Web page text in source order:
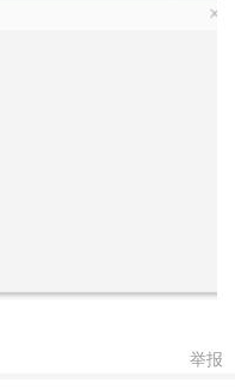
举报